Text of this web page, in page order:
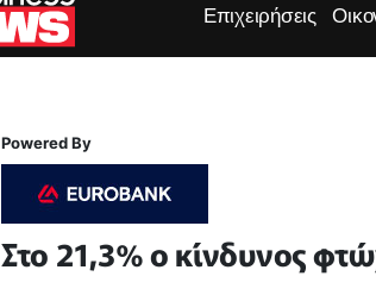
Επιχειρήσεις
Powered By
Στο 21,3% ο κίνδυνος